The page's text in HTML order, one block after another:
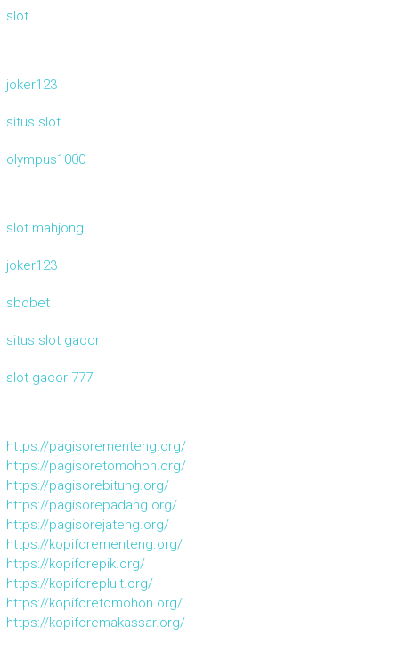
slot
joker123
situs slot
olympus1000
slot mahjong
joker123
sbobet
situs slot gacor
slot gacor 777
https://pagisorementeng.org/
https://pagisoretomohon.org/
https://pagisorebitung.org/
https://pagisorepadang.org/
https://pagisorejateng.org/
https://kopiforementeng.org/
https://kopiforepik.org/
https://kopiforepluit.org/
https://kopiforetomohon.org/
https://kopiforemakassar.org/